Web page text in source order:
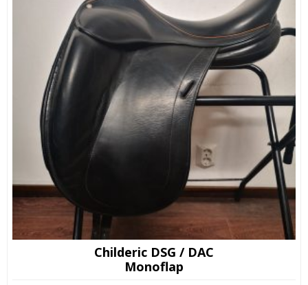
Childeric DSG / DAC
Monoflap